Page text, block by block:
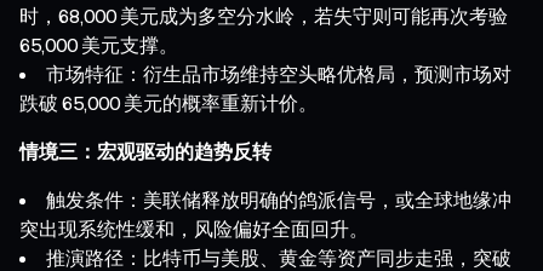
时，68,000 美元成为多空分水岭，若失守则可能再次考验
65,000 美元支撑。
市场特征：衍生品市场维持空头略优格局，预测市场对
跌破 65,000 美元的概率重新计价。
情境三：宏观驱动的趋势反转
触发条件：美联储释放明确的鸽派信号，或全球地缘冲
突出现系统性缓和，风险偏好全面回升。
推演路径：比特币与美股、黄金等资产同步走强，突破